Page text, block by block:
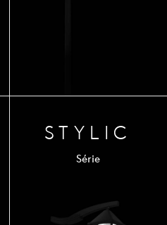
STYLIC
Série